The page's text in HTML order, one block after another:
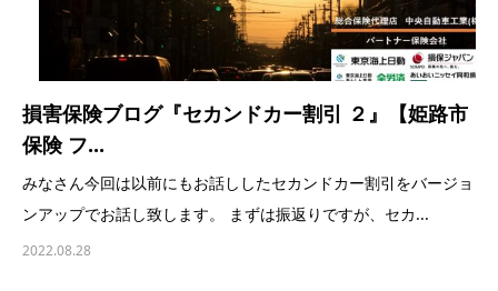
損害保険ブログ『セカンドカー割引 ２』【姫路市
保険 フ...
みなさん今回は以前にもお話ししたセカンドカー割引をバージョ
ンアップでお話し致します。 まずは振返りですが、セカ...
2022.08.28